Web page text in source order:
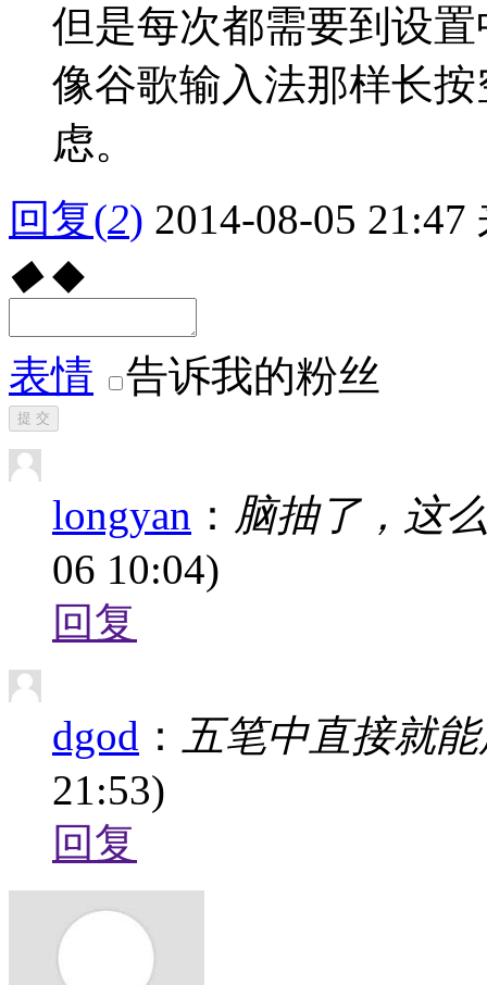
但是每次都需要到设
像谷歌输入法那样长
虑。
回复(2) 2014-08-05 21:47
◆ ◆
表情 告诉我的粉丝
提 交
longyan ： 脑抽了，这
06 10:04)
回复
dgod ：
五笔中直接就
21:53)
回复